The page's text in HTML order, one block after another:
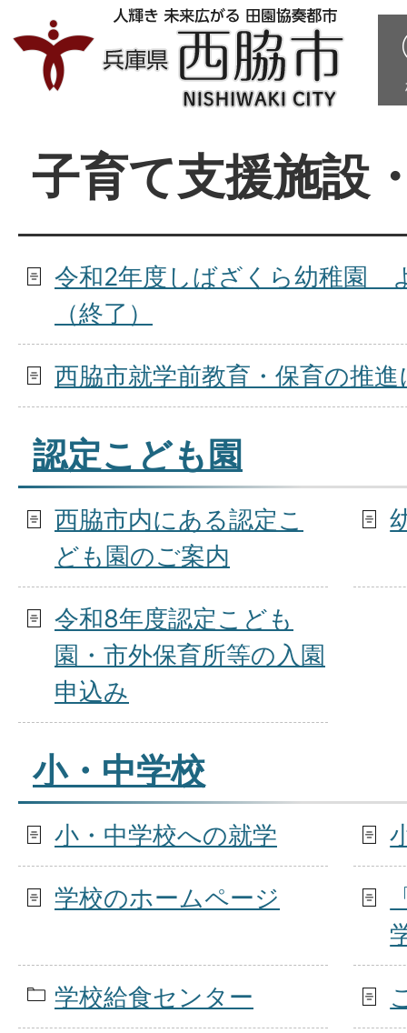
子育て支援施設
令和2年度しばざくら幼稚園
（終了）
西脇市就学前教育・保育の推
認定こども園
西脇市内にある認定こ
ども園のご案内
令和8年度認定こども
園・市外保育所等の入園
申込み
小・中学校
小・中学校への就学
学校のホームページ
学校給食センター